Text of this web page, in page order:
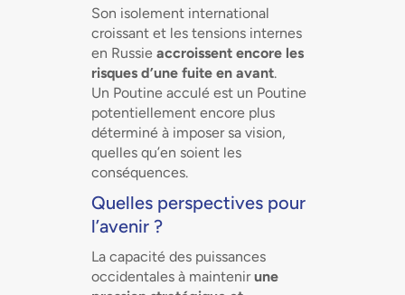
Son isolement international
croissant et les tensions internes
en Russie accroissent encore les
risques d’une fuite en avant.
Un Poutine acculé est un Poutine
potentiellement encore plus
déterminé à imposer sa vision,
quelles qu’en soient les
conséquences.
Quelles perspectives pour
l’avenir ?
La capacité des puissances
occidentales à maintenirune